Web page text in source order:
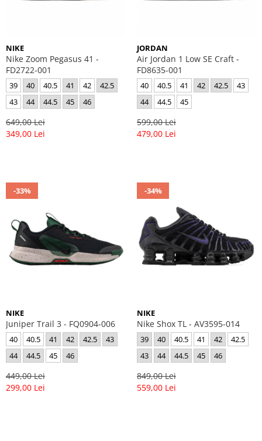
NIKE
Nike Zoom Pegasus 41 -
FD2722-001
39 40 40.5 41 42
42.5
43
44 44.5 45 46
649,00 Lei
349,00 Lei
JORDAN
Air Jordan 1 Low SE Craft -
FD8635-001
40 40.5 41 42 42.5
43
44
44.5 45
599,00 Lei
479,00 Lei
-33%
NIKE
Juniper Trail 3 - FQ0904-006
40 40.5 41 42 42.5
43
44
44.5 45 46
449,00 Lei
299,00 Lei
-34%
NIKE
Nike Shox TL - AV3595-014
39 40 40.5 41 42
42.5
43
44 44.5 45 46
849,00 Lei
559,00 Lei